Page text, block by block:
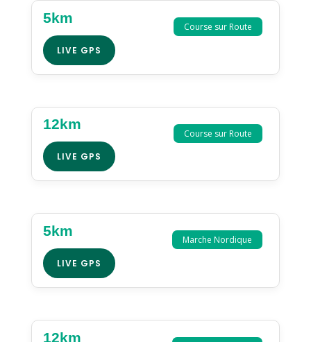
Course sur Route
5km
LIVE GPS
Course sur Route
12km
LIVE GPS
Marche Nordique
5km
LIVE GPS
12km